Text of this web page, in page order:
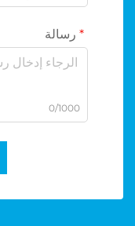
رسالة
0/1000